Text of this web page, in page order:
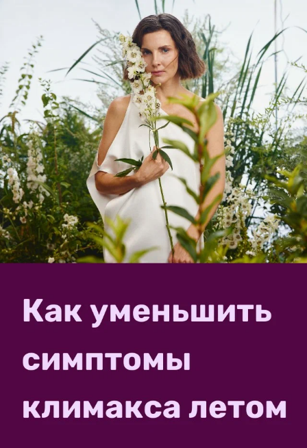
способ высадки (на какую глубину, по какую
часть стебля, вертикально, лежа, в желоб, на
гребень)
почва (по возможности все известные
параметры — вид, состав, кислотность, влажность),
освещенность,
соседство других растений,
температура воздуха в момент посадки,
схема посадки (количество растений на 1 м²)
Требования к форме отчета
1. Заголовок может быть любой, главное —
обязательно указываем культуру и названия сорта/
гибрида.
не было! Огурец Анаконда бьет рекорды»
сорта/гибрида и номера этапа.
Например:
3. Форма отчета — свободная. Важно, чтобы были